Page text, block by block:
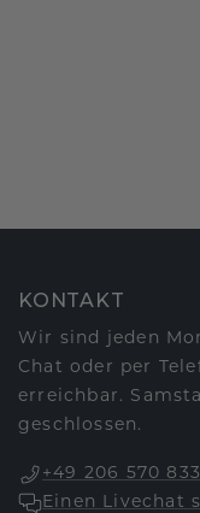
KONTAKT
Wir sind jeden
Chat oder per
erreichbar.
geschlossen.
+49 206 570
Einen Livechat